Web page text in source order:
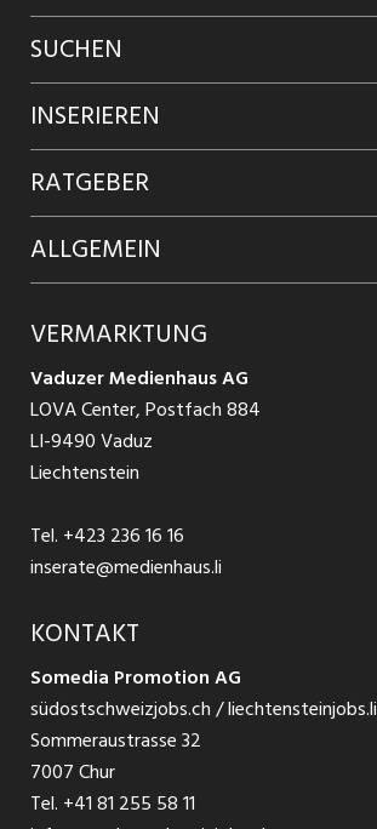
SUCHEN
Jobs suchen
Jobabo
Firmen entdecken
Jobs in Graubünden
Jobs in St. Gallen
Jobs in Glarus
Jobs in der Südostschweiz
Temporär Jobs
Teilzeit Jobs
Praktikum
INSERIEREN
Kundenlogin
Inserieren
Produkte
Schnittstelle
RATGEBER
Glossar
Ratgeber Bewerbung / Rekrutierung
ALLGEMEIN
AGB
Datenschutzbestimmungen
Nutzungsbedingungen
Impressum
VERMARKTUNG
Vaduzer Medienhaus AG
LOVA Center, Postfach 884
LI-9490 Vaduz
Liechtenstein
Tel. +423 236 16 16
inserate@medienhaus.li
KONTAKT
Somedia Promotion AG
südostschweizjobs.ch / liechtensteinjobs.li
Sommeraustrasse 32
7007 Chur
Tel. +41 81 255 58 11